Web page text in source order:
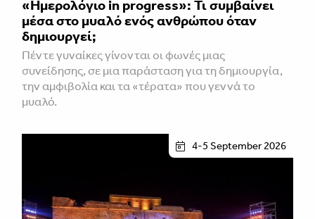
«Ημερολόγιο in progress»: Τι συμβαίνει
μέσα στο μυαλό ενός ανθρώπου όταν
δημιουργεί;
Πέντε γυναίκες γίνονται οι φωνές μιας
συνείδησης, σε μια παράσταση για τη δημιουργία,
την αμφιβολία και τα «τέρατα» που γεννά το
μυαλό.
4-5 September 2026